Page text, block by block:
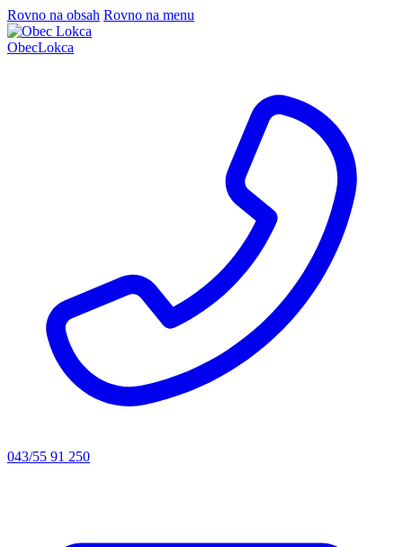
Rovno na obsah Rovno na menu
ObecLokca
043/55 91 250